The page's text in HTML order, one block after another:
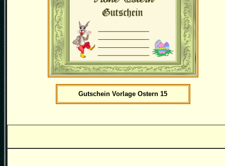
Gutschein Vorlage Ostern 15